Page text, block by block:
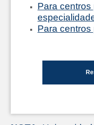
Para
Para centros